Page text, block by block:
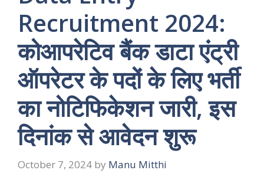
Recruitment 2024:
कोआपरेटिव बैंक डाटा एंट्री
ऑपरेटर के पदों के लिए भर्ती
का नोटिफिकेशन जारी, इस
दिनांक से आवेदन शुरू
October 7, 2024 by Manu Mitthi